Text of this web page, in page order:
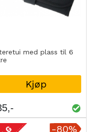
med plass til 6
Kjøp
-80%